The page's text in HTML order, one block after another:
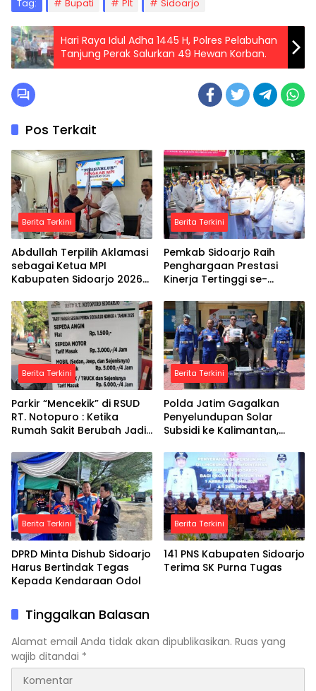
Tag: Bupati Plt Sidoarjo
Hari Raya Idul Adha 1445 H, Polres Pelabuhan
Tanjung Perak Salurkan 49 Hewan Korban.
Pos Terkait
Berita Terkini
Abdullah Terpilih Aklamasi
sebagai Ketua MPI
Kabupaten Sidoarjo 2026–
Berita Terkini
Pemkab Sidoarjo Raih
Penghargaan Prestasi
Kinerja Tertinggi se-
Berita Terkini
Parkir “Mencekik” di RSUD
RT. Notopuro : Ketika
Rumah Sakit Berubah Jadi
Berita Terkini
Polda Jatim Gagalkan
Penyelundupan Solar
Subsidi ke Kalimantan,
Diamankan
Berita Terkini
DPRD Minta Dishub Sidoarjo
Harus Bertindak Tegas
Kepada Kendaraan Odol
Berita Terkini
141 PNS Kabupaten Sidoarjo
Terima SK Purna Tugas
Tinggalkan Balasan
Alamat email Anda tidak akan dipublikasikan. Ruas yang
wajib ditandai *